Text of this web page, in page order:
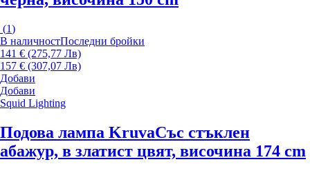
(1)
В наличностПоследни бройки
141 € (275,77 Лв)
157 € (307,07 Лв)
Добави
Добави
Squid Lighting
Подова лампа KruvaСъс стъклен
абажур, в златист цвят, височина 174 cm